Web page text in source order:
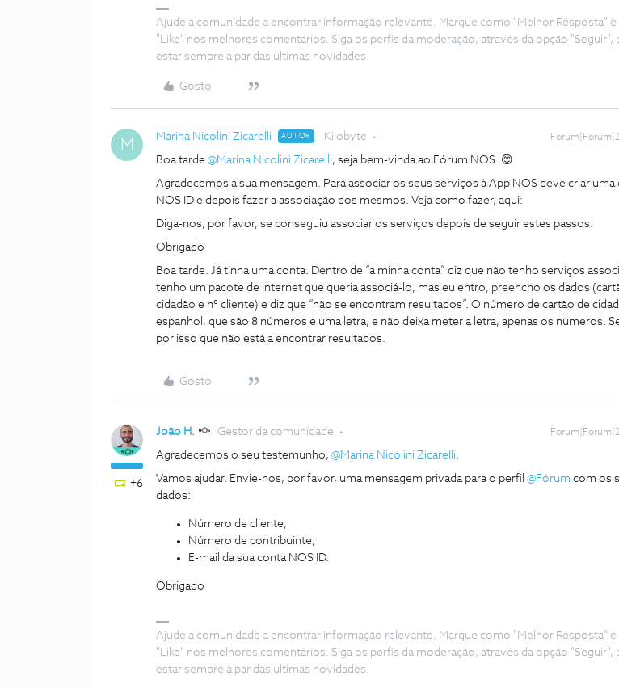
Ajude a comunidade a encontrar informação relevante. Marque como "Melhor Resposta" e
"Like" nos melhores comentários. Siga os perfis da moderação, através da opção "Seguir",
estar sempre a par das ultimas novidades.
Gosto
M Marina Nicolini Zicarelli AUTOR Kilobyte
Boa tarde @Marina Nicolini Zicarelli, seja bem-vinda ao Fórum NOS. 😊
Agradecemos a sua mensagem. Para associar os seus serviços à App NOS deve criar uma
NOS ID e depois fazer a associação dos mesmos. Veja como fazer, aqui:
Diga-nos, por favor, se conseguiu associar os serviços depois de seguir estes passos.
Obrigado
Boa tarde. Já tinha uma conta. Dentro de “a minha conta” diz que não tenho serviços
tenho um pacote de internet que queria associá-lo, mas eu entro, preencho os dados
cidadão e nº cliente) e diz que “não se encontram resultados”. O número de cartão de
espanhol, que são 8 números e uma letra, e não deixa meter a letra, apenas os números.
por isso que não está a encontrar resultados.
Gosto
+6
João H. Gestor da comunidade
Agradecemos o seu testemunho, @Marina Nicolini Zicarelli.
Vamos ajudar. Envie-nos, por favor, uma mensagem privada para o perfil @Fórum com os
dados:
Número de cliente;
Número de contribuinte;
E-mail da sua conta NOS ID.
Obrigado
Ajude a comunidade a encontrar informação relevante. Marque como "Melhor Resposta" e
"Like" nos melhores comentários. Siga os perfis da moderação, através da opção "Seguir",
estar sempre a par das ultimas novidades.